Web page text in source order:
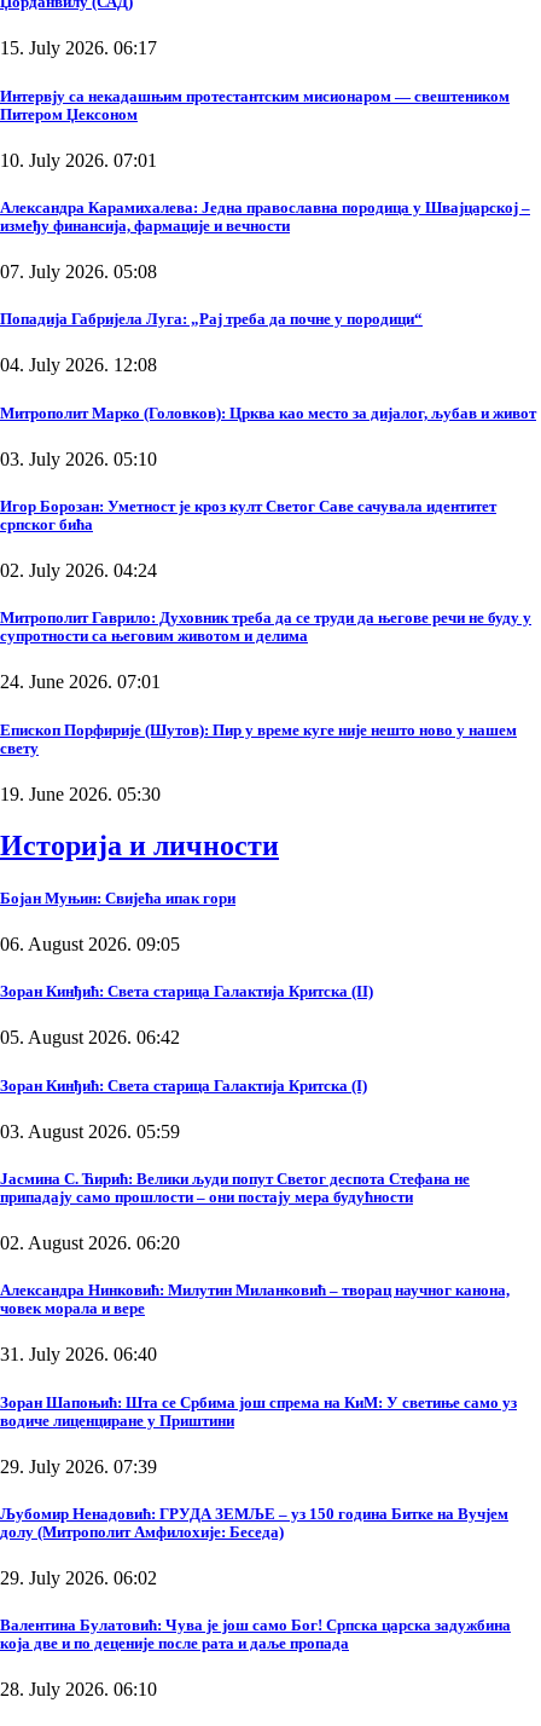
15. July 2026. 06:17
Интервју са некадашњим протестантским мисионаром — свештеником
Питером Џексоном
10. July 2026. 07:01
Александра Карамихалева: Једна православна породица у Швајцарској –
између финансија, фармације и вечности
07. July 2026. 05:08
Попадија Габријела Луга: „Рај треба да почне у породици“
04. July 2026. 12:08
Митрополит Марко (Головков): Црква као место за дијалог, љубав и живот
03. July 2026. 05:10
Игор Борозан: Уметност је кроз култ Светог Саве сачувала идентитет
српског бића
02. July 2026. 04:24
Митрополит Гаврило: Духовник треба да се труди да његове речи не буду у
супротности са његовим животом и делима
24. June 2026. 07:01
Епископ Порфирије (Шутов): Пир у време куге није нешто ново у нашем
свету
19. June 2026. 05:30
Историја и личности
Бојан Муњин: Свијећа ипак гори
06. August 2026. 09:05
Зоран Кинђић: Света старица Галактија Критска (II)
05. August 2026. 06:42
Зоран Кинђић: Света старица Галактија Критска (I)
03. August 2026. 05:59
Јасмина С. Ћирић: Велики људи попут Светог деспота Стефана не
припадају само прошлости – они постају мера будућности
02. August 2026. 06:20
Александра Нинковић: Милутин Миланковић – творац научног канона,
човек морала и вере
31. July 2026. 06:40
Зоран Шапоњић: Шта се Србима још спрема на КиМ: У светиње само уз
водиче лиценциране у Приштини
29. July 2026. 07:39
Љубомир Ненадовић: ГРУДА ЗЕМЉЕ – уз 150 година Битке на Вучјем
долу (Митрополит Амфилохије: Беседа)
29. July 2026. 06:02
Валентина Булатовић: Чува је још само Бог! Српска царска задужбина
која две и по деценије после рата и даље пропада
28. July 2026. 06:10